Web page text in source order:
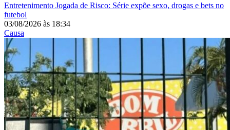
Entretenimento Jogada de Risco: Série expõe sexo, drogas e bets no
futebol
03/08/2026 às 18:34
Causa